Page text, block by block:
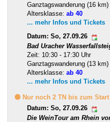
Ganztagswanderung (16 km)
Altersklasse: ab 40
... mehr Infos und Tickets
Datum: So, 27.09.26
Bad Uracher
Zeit: 10:30 - 17:30 Uhr
Ganztagswanderung (13 km)
Altersklasse: ab 40
... mehr Infos und Tickets
🟡 Nur noch 2 TN bis zum Start
Datum: So, 27.09.26
Die WeinTour am Rhein